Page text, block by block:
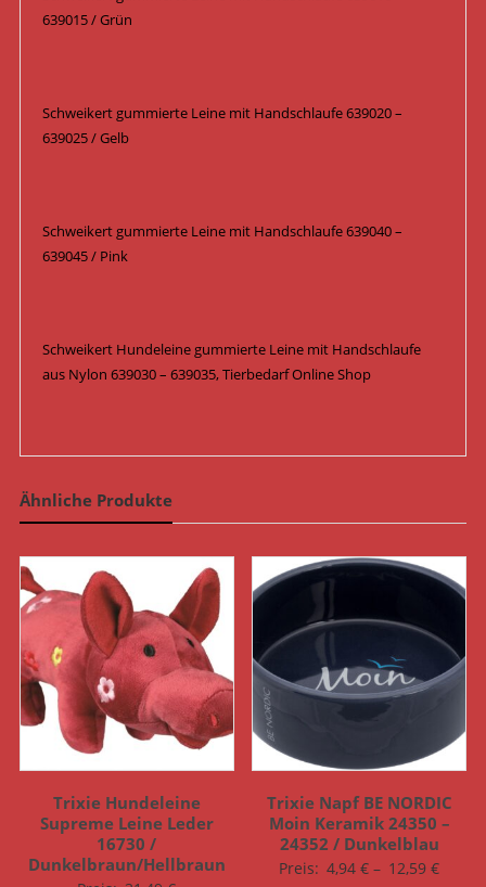
639015 / Grün
Schweikert gummierte Leine mit Handschlaufe 639020 –
639025 / Gelb
Schweikert gummierte Leine mit Handschlaufe 639040 –
639045 / Pink
Schweikert Hundeleine gummierte Leine mit Handschlaufe
aus Nylon 639030 – 639035, Tierbedarf Online Shop
Ähnliche Produkte
Trixie Hundeleine
Supreme Leine Leder
16730 /
Dunkelbraun/Hellbraun
Trixie Napf BE NORDIC
Moin Keramik 24350 –
24352 / Dunkelblau
Preis: 4,94€ – 12,59€